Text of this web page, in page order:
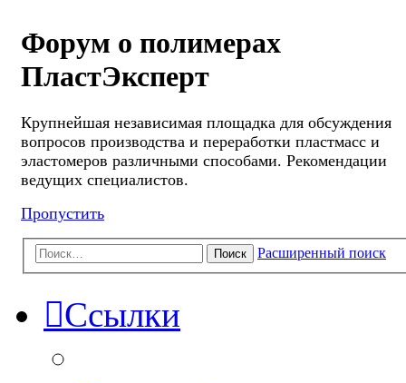
Форум о полимерах
ПластЭксперт
Крупнейшая независимая площадка для обсуждения
вопросов производства и переработки пластмасс и
эластомеров различными способами. Рекомендации
ведущих специалистов.
Пропустить
Поиск Расширенный поиск
Ссылки